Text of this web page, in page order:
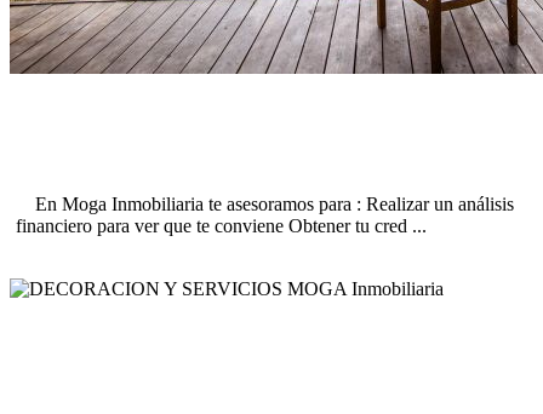
En Moga Inmobiliaria te asesoramos para : Realizar un análisis
financiero para ver que te conviene Obtener tu cred ...